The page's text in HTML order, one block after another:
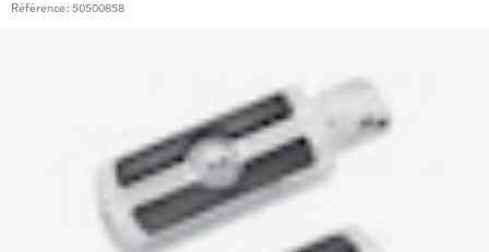
Référence : 50500858